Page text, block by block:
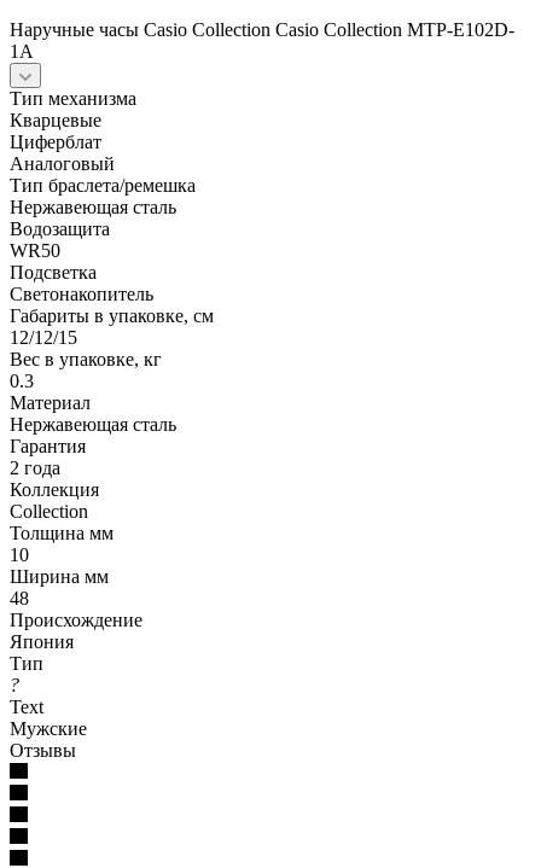
Наручные часы Casio Collection Casio Collection MTP-E102D-
1A
Тип механизма
Кварцевые
Циферблат
Аналоговый
Тип браслета/ремешка
Нержавеющая сталь
Водозащита
WR50
Подсветка
Светонакопитель
Габариты в упаковке, см
12/12/15
Вес в упаковке, кг
0.3
Материал
Нержавеющая сталь
Гарантия
2 года
Коллекция
Collection
Толщина мм
10
Ширина мм
48
Происхождение
Япония
Тип
?
Text
Мужские
Отзывы